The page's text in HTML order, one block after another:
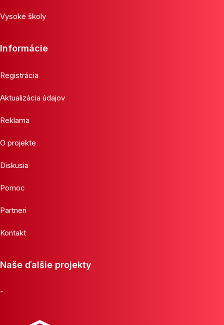
Vysoké školy
Informácie
Registrácia
Aktualizácia údajov
Reklama
O projekte
Diskusia
Pomoc
Partneri
Kontakt
Naše ďalšie projekty
-